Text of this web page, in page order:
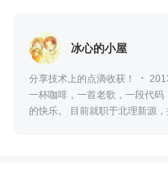
冰心的小屋
分享技术上的点滴收获！
一杯咖啡，一首老歌，一段代
的快乐。 目前就职于北理新源，